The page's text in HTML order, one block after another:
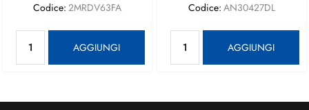
Codice: 2MRDV63FA
AGGIUNGI
Codice: AN30427DL
AGGIUNGI